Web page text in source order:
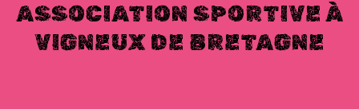
ASSOCIATION SPORTIVE À
VIGNEUX DE BRETAGNE